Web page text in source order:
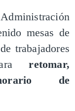
mesas de
trabajadores
retomar,
de